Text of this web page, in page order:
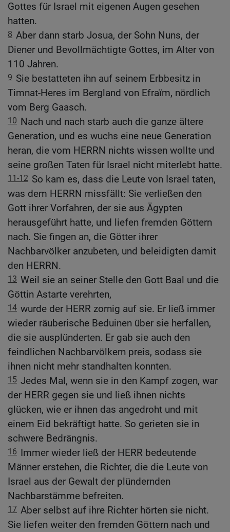
Gottes für Israel mit eigenen Augen gesehen
hatten.
8 Aber dann starb Josua, der Sohn Nuns, der
Diener und Bevollmächtigte Gottes, im Alter von
110 Jahren.
9 Sie bestatteten ihn auf seinem Erbbesitz in
Timnat-Heres im Bergland von Efraïm, nördlich
vom Berg Gaasch.
10 Nach und nach starb auch die ganze ältere
Generation, und es wuchs eine neue Generation
heran, die vom HERRN nichts wissen wollte und
seine großen Taten für Israel nicht miterlebt hatte.
11-12 So kam es, dass die Leute von Israel taten,
was dem HERRN missfällt: Sie verließen den
Gott ihrer Vorfahren, der sie aus Ägypten
herausgeführt hatte, und liefen fremden Göttern
nach. Sie fingen an, die Götter ihrer
Nachbarvölker anzubeten, und beleidigten damit
den HERRN.
13 Weil sie an seiner Stelle den Gott Baal und die
Göttin Astarte verehrten,
14 wurde der HERR zornig auf sie. Er ließ immer
wieder räuberische Beduinen über sie herfallen,
die sie ausplünderten. Er gab sie auch den
feindlichen Nachbarvölkern preis, sodass sie
ihnen nicht mehr standhalten konnten.
15 Jedes Mal, wenn sie in den Kampf zogen, war
der HERR gegen sie und ließ ihnen nichts
glücken, wie er ihnen das angedroht und mit
einem Eid bekräftigt hatte. So gerieten sie in
schwere Bedrängnis.
16 Immer wieder ließ der HERR bedeutende
Männer erstehen, die Richter, die die Leute von
Israel aus der Gewalt der plündernden
Nachbarstämme befreiten.
17 Aber selbst auf ihre Richter hörten sie nicht.
Sie liefen weiter den fremden Göttern nach und